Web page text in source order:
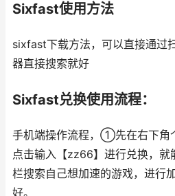
Sixfast使用方法
sixfast下载方法，可以直接通过
器直接搜索就好
Sixfast兑换使用流程：
手机端操作流程，①先在右下角
点击输入【zz66】进行兑换，
栏搜索自己想加速的游戏，进行
好。